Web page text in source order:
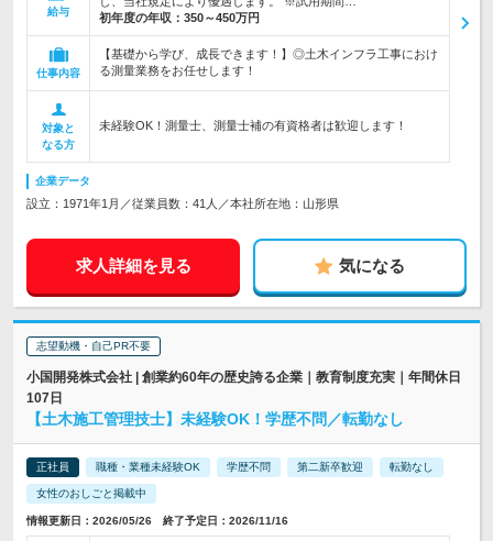
給与
初年度の年収： 350～450万円
仕事内容
【基礎から学び、成長できます！】◎土木インフラ工事におけ
る測量業務をお任せします！
対象と
なる方
未経験OK！測量士、測量士補の有資格者は歓迎します！
企業データ
設立：1971年1月／従業員数：41人／本社所在地：山形県
求人詳細を見る 気になる
志望動機・自己PR不要
小国開発株式会社 | 創業約60年の歴史誇る企業｜教育制度充実｜年間休日
107日
【土木施工管理技士】未経験OK！学歴不問／転勤なし
正社員 職種・業種未経験OK 学歴不問 第二新卒歓迎 転勤なし
女性のおしごと掲載中
情報更新日：2026/05/26 終了予定日：2026/11/16